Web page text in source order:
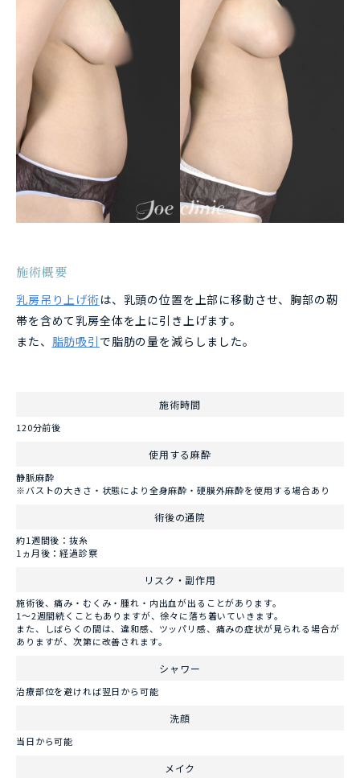
施術概要
乳房吊り上げ術は、乳頭の位置を上部に移動させ、胸部の靭
帯を含めて乳房全体を上に引き上げます。
また、 脂肪吸引 で脂肪の量を減らしました。
施術時間
120分前後
使用する麻酔
静脈麻酔
※バストの大きさ・状態により全身麻酔・硬膜外麻酔を使用する場合あり
術後の通院
約1週間後：抜糸
1ヵ月後：経過診察
リスク・副作用
施術後、痛み・むくみ・腫れ・内出血が出ることがあります。
1～2週間続くこともありますが、徐々に落ち着いていきます。
また、しばらくの間は、違和感、ツッパリ感、痛みの症状が見られる場合が
ありますが、次第に改善されます。
シャワー
治療部位を避ければ翌日から可能
洗顔
当日から可能
メイク